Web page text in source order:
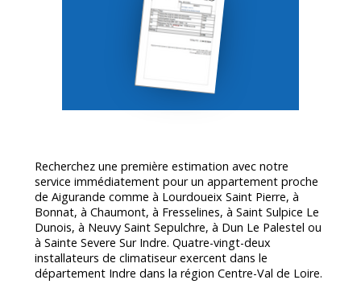
Recherchez une première estimation avec notre
service immédiatement pour un appartement proche
de Aigurande comme à Lourdoueix Saint Pierre, à
Bonnat, à Chaumont, à Fresselines, à Saint Sulpice Le
Dunois, à Neuvy Saint Sepulchre, à Dun Le Palestel ou
à Sainte Severe Sur Indre. Quatre-vingt-deux
installateurs de climatiseur exercent dans le
département Indre dans la région Centre-Val de Loire.